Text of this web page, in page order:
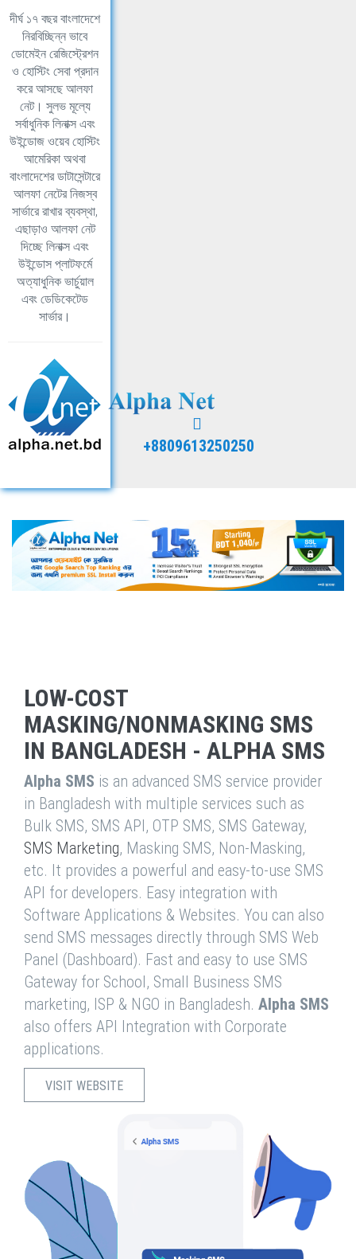
দীর্ঘ ১৭ বছর বাংলাদেশে
নিরবিচ্ছিন্ন ভাবে
ডোমেইন রেজিস্ট্রেশন
ও হোস্টিং সেবা প্রদান
করে আসছে আলফা
নেট। সুলভ মূল্যে
সর্বাধুনিক লিনাক্স এবং
উইন্ডোজ ওয়েব হোস্টিং
আমেরিকা অথবা
বাংলাদেশের ডাটাসেন্টারে
আলফা নেটের নিজস্ব
সার্ভারে রাখার ব্যবস্থা,
এছাড়াও আলফা নেট
দিচ্ছে লিনাক্স এবং
উইন্ডোস প্লাটফর্মে
অত্যাধুনিক ভার্চুয়াল
এবং ডেডিকেটেড
সার্ভার।
+8809613250250
LOW-COST
MASKING/NONMASKING SMS
IN BANGLADESH - ALPHA SMS
Alpha SMS is an advanced SMS service provider
in Bangladesh with multiple services such as
Bulk SMS, SMS API, OTP SMS, SMS Gateway,
SMS Marketing, Masking SMS, Non-Masking,
etc. It provides a powerful and easy-to-use SMS
API for developers. Easy integration with
Software Applications & Websites. You can also
send SMS messages directly through SMS Web
Panel (Dashboard). Fast and easy to use SMS
Gateway for School, Small Business SMS
marketing, ISP & NGO in Bangladesh. Alpha SMS
also offers API Integration with Corporate
applications.
VISIT WEBSITE